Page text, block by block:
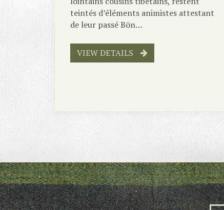
teintés d’éléments animistes attestant
de leur passé Bön…
VIEW DETAILS